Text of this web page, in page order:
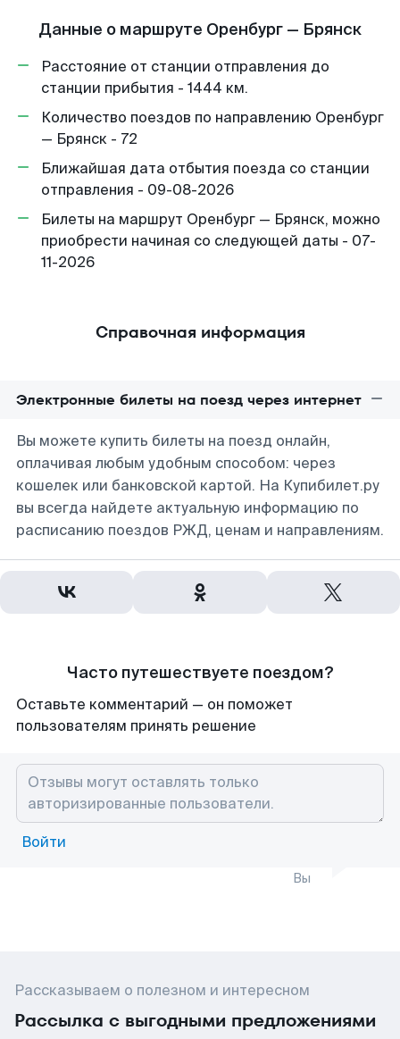
Данные о маршруте Оренбург — Брянск
Расстояние от станции отправления до
станции прибытия - 1444 км.
Количество поездов по направлению Оренбург
— Брянск - 72
Ближайшая дата отбытия поезда со станции
отправления - 09-08-2026
Билеты на маршрут Оренбург — Брянск, можно
приобрести начиная со следующей даты - 07-
11-2026
Справочная информация
Электронные билеты на поезд через интернет
Вы можете купить билеты на поезд онлайн,
оплачивая любым удобным способом: через
кошелек или банковской картой. На Купибилет.ру
вы всегда найдете актуальную информацию по
расписанию поездов РЖД, ценам и направлениям.
Часто путешествуете поездом?
Оставьте комментарий — он поможет
пользователям принять решение
Войти
Вы
Рассказываем о полезном и интересном
Рассылка с выгодными предложениями